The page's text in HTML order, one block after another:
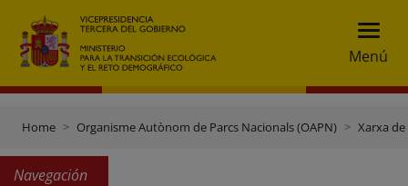
Menú
Home Organisme Autònom de Parcs Nacionals (OAPN) Xarxa
Navegación